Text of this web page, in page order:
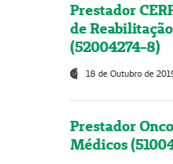
Prestador
de
(52004274-8)
18 de Outubro de
Prestador
Médicos